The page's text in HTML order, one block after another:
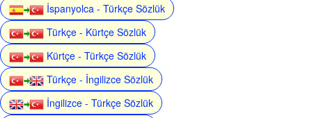
İspanyolca - Türkçe Sözlük
Türkçe - Kürtçe Sözlük
Kürtçe - Türkçe Sözlük
Türkçe - İngilizce Sözlük
İngilizce - Türkçe Sözlük